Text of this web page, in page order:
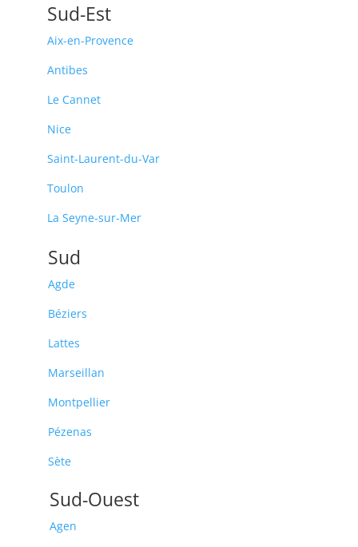
Sud-Est
Aix-en-Provence
Antibes
Le Cannet
Nice
Saint-Laurent-du-Var
Toulon
La Seyne-sur-Mer
Sud
Agde
Béziers
Lattes
Marseillan
Montpellier
Pézenas
Sète
Sud-Ouest
Agen